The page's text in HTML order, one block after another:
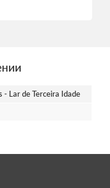
- Lar de Terceira Idade